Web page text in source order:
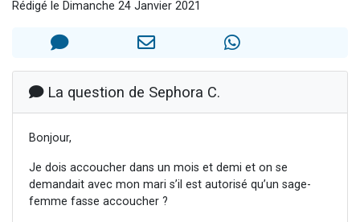
6 personnes viennent de faire un don pour 5 enfants déjà orphelins risquent de perdre leur maman
2 personnes viennent de faire un don pour Reloger Rivka, 6 enfants, victime de violences...
Il reste 49 places pour étudier en groupe sur Zoom
2 personnes viennent de nous rejoindre sur WhatsApp
Rédigé le Dimanche 24 Janvier 2021
La question de Sephora C.
Bonjour,
Je dois accoucher dans un mois et demi et on se
demandait avec mon mari s’il est autorisé qu’un sage-
femme fasse accoucher ?